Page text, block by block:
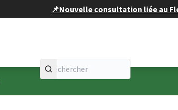
📌Nouvelle consultation liée au